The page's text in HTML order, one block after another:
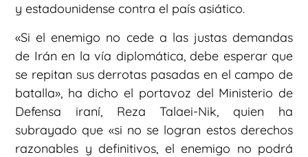
y estadounidense contra el país asiático.
«Si el enemigo no cede a las justas demandas
de Irán en la vía diplomática, debe esperar que
se repitan sus derrotas pasadas en el campo de
batalla», ha dicho el portavoz del Ministerio de
Defensa iraní, Reza Talaei-Nik, quien ha
subrayado que «si no se logran estos derechos
razonables y definitivos, el enemigo no podrá